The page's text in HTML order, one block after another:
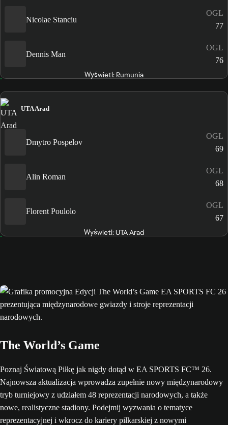
Nicolae Stanciu
OGL
77
Dennis Man
OGL
76
Wyświetl: Rumunia
UTA Arad
Dmytro Pospelov
OGL
69
Alin Roman
OGL
68
Florent Poulolo
OGL
67
Wyświetl: UTA Arad
The World’s Game
Poznaj Światową Piłkę jak nigdy dotąd w EA SPORTS FC™ 26.
Najnowsza aktualizacja wprowadza zupełnie nowy międzynarodowy
tryb turniejowy z udziałem 48 reprezentacji narodowych, a także
nowe, realistyczne stadiony. Podejmij wyzwania o tematyce
reprezentacyjnej i wkrocz do kariery piłkarskiej z nowymi